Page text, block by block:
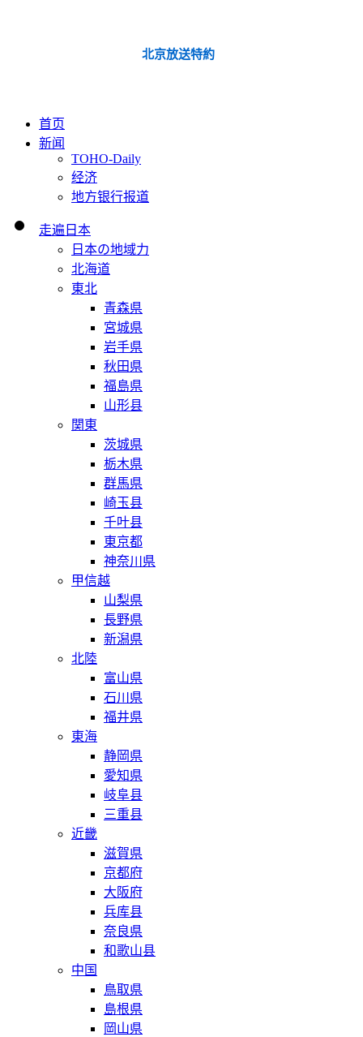
北京放送特約
首页
新闻
TOHO-Daily
经济
地方银行报道
走遍日本
日本の地域力
北海道
東北
青森県
宮城県
岩手県
秋田県
福島県
山形县
関東
茨城県
栃木県
群馬県
崎玉县
千叶县
東京都
神奈川県
甲信越
山梨県
長野県
新潟県
北陸
富山県
石川県
福井県
東海
静岡県
愛知県
岐阜县
三重县
近畿
滋賀県
京都府
大阪府
兵库县
奈良県
和歌山县
中国
鳥取県
島根県
岡山県